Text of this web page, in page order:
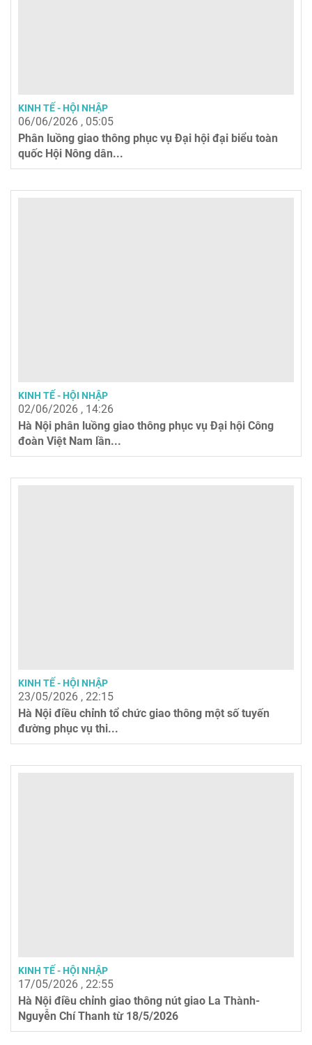
KINH TẾ - HỘI NHẬP
06/06/2026 , 05:05
Phân luồng giao thông phục vụ Đại hội đại biểu toàn
quốc Hội Nông dân...
KINH TẾ - HỘI NHẬP
02/06/2026 , 14:26
Hà Nội phân luồng giao thông phục vụ Đại hội Công
đoàn Việt Nam lần...
KINH TẾ - HỘI NHẬP
23/05/2026 , 22:15
Hà Nội điều chỉnh tổ chức giao thông một số tuyến
đường phục vụ thi...
KINH TẾ - HỘI NHẬP
17/05/2026 , 22:55
Hà Nội điều chỉnh giao thông nút giao La Thành-
Nguyễn Chí Thanh từ 18/5/2026